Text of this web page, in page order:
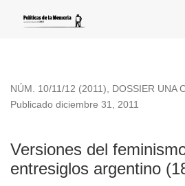
Versiones del feminismo en el
NÚM. 10/11/12 (2011), DOSSIER UNA
Versiones del
entresiglos argentino
Publicado diciembre 31, 2011